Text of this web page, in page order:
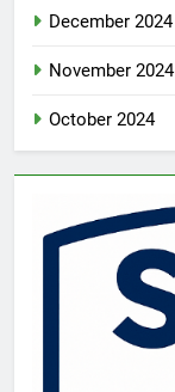
December 2024
November 2024
October 2024